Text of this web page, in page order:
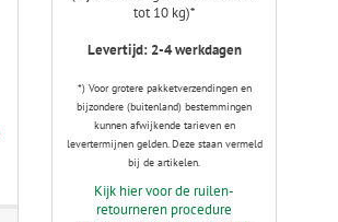
tot 10 kg)*
Levertijd: 2-4 werkdagen
*) Voor grotere pakketverzendingen en
bijzondere (buitenland) bestemmingen
kunnen afwijkende tarieven en
levertermijnen gelden. Deze staan vermeld
bij de artikelen.
Kijk hier voor de ruilen-
retourneren procedure